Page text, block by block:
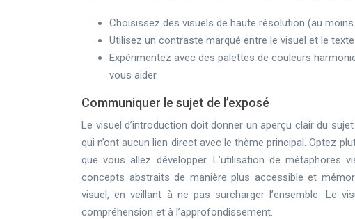
Choisissez des visuels de haute résolution (au
Utilisez un contraste marqué entre le visuel et le
Expérimentez avec des palettes de couleurs
vous aider.
Communiquer le sujet de l’exposé
Le visuel d’introduction doit donner un aperçu clair du
qui n’ont aucun lien direct avec le thème principal. Optez
que vous allez développer. L’utilisation de métaphores
concepts abstraits de manière plus accessible et
visuel, en veillant à ne pas surcharger l’ensemble. Le
compréhension et à l’approfondissement.